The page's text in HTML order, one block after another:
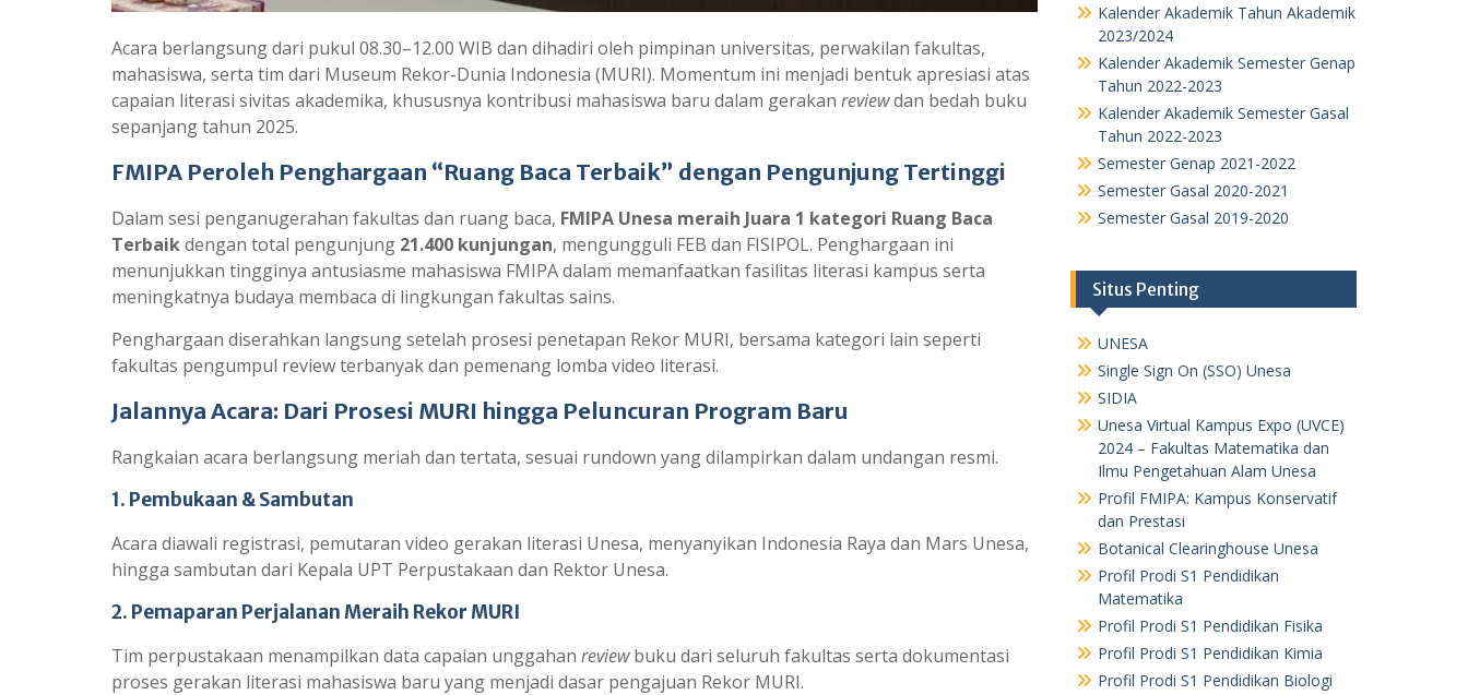
Acara berlangsung dari pukul 08.30–12.00 WIB dan dihadiri oleh pimpinan universitas, perwakilan fakultas,
mahasiswa, serta tim dari Museum Rekor-Dunia Indonesia (MURI). Momentum ini menjadi bentuk apresiasi atas
capaian literasi sivitas akademika, khususnya kontribusi mahasiswa baru dalam gerakan reviewdan bedah buku
sepanjang tahun 2025.
FMIPA Peroleh Penghargaan “Ruang Baca Terbaik” dengan Pengunjung Tertinggi
Dalam sesi penganugerahan fakultas dan ruang baca, FMIPA Unesa meraih Juara 1 kategori Ruang Baca
Terbaikdengan total pengunjung 21.400 kunjungan, mengungguli FEB dan FISIPOL. Penghargaan ini
menunjukkan tingginya antusiasme mahasiswa FMIPA dalam memanfaatkan fasilitas literasi kampus serta
meningkatnya budaya membaca di lingkungan fakultas sains.
Penghargaan diserahkan langsung setelah prosesi penetapan Rekor MURI, bersama kategori lain seperti
fakultas pengumpul review terbanyak dan pemenang lomba video literasi.
Jalannya Acara: Dari Prosesi MURI hingga Peluncuran Program Baru
Rangkaian acara berlangsung meriah dan tertata, sesuai rundown yang dilampirkan dalam undangan resmi.
1. Pembukaan & Sambutan
Acara diawali registrasi, pemutaran video gerakan literasi Unesa, menyanyikan Indonesia Raya dan Mars Unesa,
hingga sambutan dari Kepala UPT Perpustakaan dan Rektor Unesa.
2. Pemaparan Perjalanan Meraih Rekor MURI
Tim perpustakaan menampilkan data capaian unggahan reviewbuku dari seluruh fakultas serta dokumentasi
proses gerakan literasi mahasiswa baru yang menjadi dasar pengajuan Rekor MURI.
Kalender Akademik Tahun Akademik
2023/2024
Kalender Akademik Semester Genap
Tahun 2022-2023
Kalender Akademik Semester Gasal
Tahun 2022-2023
Semester Genap 2021-2022
Semester Gasal 2020-2021
Semester Gasal 2019-2020
Situs Penting
UNESA
Single Sign On (SSO) Unesa
SIDIA
Unesa Virtual Kampus Expo (UVCE)
2024 – Fakultas Matematika dan
Ilmu Pengetahuan Alam Unesa
Profil FMIPA: Kampus Konservatif
dan Prestasi
Botanical Clearinghouse Unesa
Profil Prodi S1 Pendidikan
Matematika
Profil Prodi S1 Pendidikan Fisika
Profil Prodi S1 Pendidikan Kimia
Profil Prodi S1 Pendidikan Biologi